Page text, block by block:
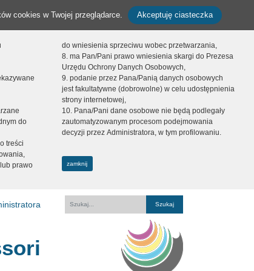
cookies w Twojej przeglądarce. Akceptuję ciasteczka
do
treści
prawo
do wniesienia sprzeciwu wobec przetwarzania,
8. ma Pan/Pani prawo wniesienia skargi do Prezesa
Urzędu Ochrony Danych Osobowych,
9. podanie przez Pana/Panią danych osobowych
jest fakultatywne (dobrowolne) w celu udostępnienia
strony internetowej,
10. Pana/Pani dane osobowe nie będą podlegały
zautomatyzowanym procesom podejmowania
decyzji przez Administratora, w tym profilowaniu.
zamknij
Fraza